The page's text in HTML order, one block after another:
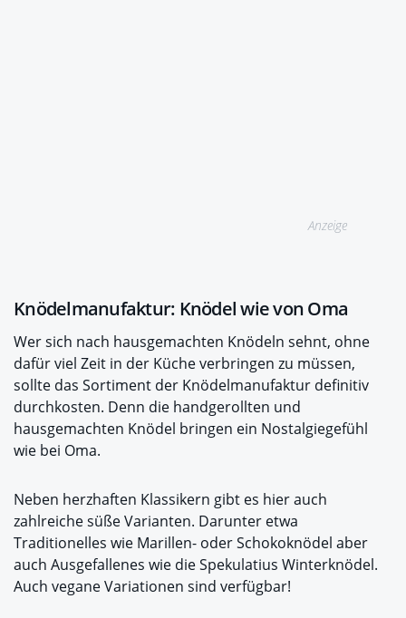
Anzeige
Knödelmanufaktur: Knödel wie von Oma
Wer sich nach hausgemachten Knödeln sehnt, ohne
dafür viel Zeit in der Küche verbringen zu müssen,
sollte das Sortiment der Knödelmanufaktur definitiv
durchkosten. Denn die handgerollten und
hausgemachten Knödel bringen ein Nostalgiegefühl
wie bei Oma.
Neben herzhaften Klassikern gibt es hier auch
zahlreiche süße Varianten. Darunter etwa
Traditionelles wie Marillen- oder Schokoknödel aber
auch Ausgefallenes wie die Spekulatius Winterknödel.
Auch vegane Variationen sind verfügbar!